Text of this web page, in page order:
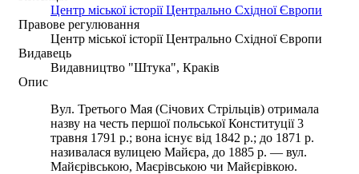
Центр міської історії Центрально Східної Європи
Правове регулювання
Центр міської історії Центрально Східної Європи
Видавець
Видавництво "Штука", Краків
Опис
Вул. Третього Мая (Січових Стрільців) отримала
назву на честь першої польської Конституції 3
травня 1791 р.; вона існує від 1842 р.; до 1871 р.
називалася вулицею Майєра, до 1885 р. — вул.
Майєрівською, Маєрівською чи Майєрівкою.